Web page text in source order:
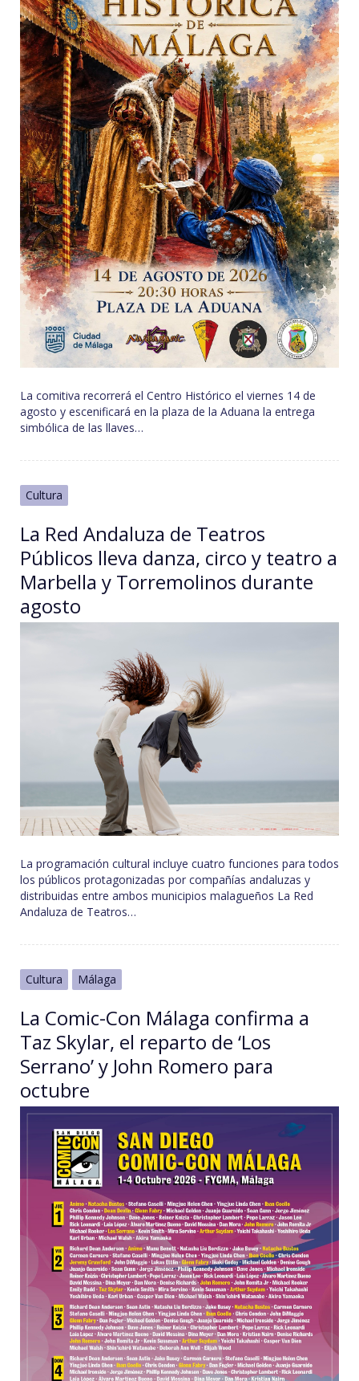
La comitiva recorrerá el Centro Histórico el viernes 14 de
agosto y escenificará en la plaza de la Aduana la entrega
simbólica de las llaves…
Cultura
La Red Andaluza de Teatros
Públicos lleva danza, circo y teatro a
Marbella y Torremolinos durante
agosto
La programación cultural incluye cuatro funciones para todos
los públicos protagonizadas por compañías andaluzas y
distribuidas entre ambos municipios malagueños La Red
Andaluza de Teatros…
Cultura Málaga
La Comic-Con Málaga confirma a
Taz Skylar, el reparto de ‘Los
Serrano’ y John Romero para
octubre